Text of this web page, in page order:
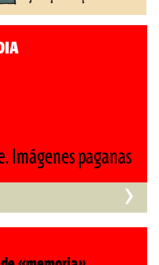
Imágenes paganas
›